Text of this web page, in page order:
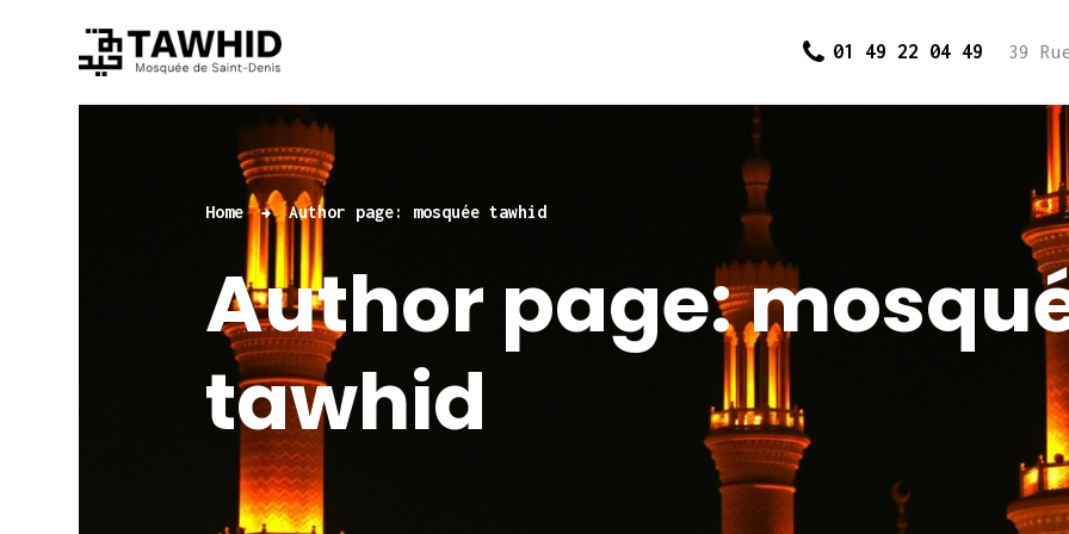
01 49 22 04 49 39
Home Author page: mosquée tawhid
Author page:
tawhid
Accueil
Cours et
inscriptions
Dons
Contact